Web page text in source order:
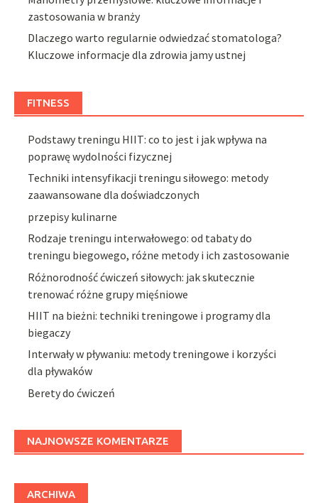
zastosowania w branży
Dlaczego warto regularnie odwiedzać stomatologa?
Kluczowe informacje dla zdrowia jamy ustnej
FITNESS
Podstawy treningu HIIT: co to jest i jak wpływa na
poprawę wydolności fizycznej
Techniki intensyfikacji treningu siłowego: metody
zaawansowane dla doświadczonych
przepisy kulinarne
Rodzaje treningu interwałowego: od tabaty do
treningu biegowego, różne metody i ich zastosowanie
Różnorodność ćwiczeń siłowych: jak skutecznie
trenować różne grupy mięśniowe
HIIT na bieżni: techniki treningowe i programy dla
biegaczy
Interwały w pływaniu: metody treningowe i korzyści
dla pływaków
Berety do ćwiczeń
NAJNOWSZE KOMENTARZE
ARCHIWA